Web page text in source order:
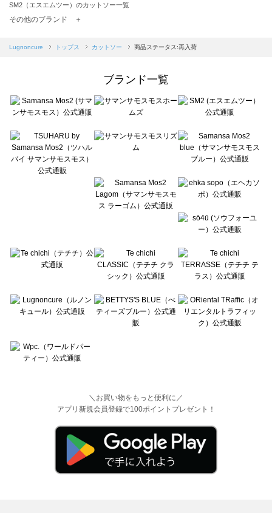
SM2（エスエムツー）のカットソー一覧
TSUHARU by Samansa Mos2（ツハルバイサマンサモスモス）のカットソー一覧
Samansa Mos2 blue（サマンサモスモス ブルー）のカットソー一覧
sō4ū（ソウフォーユー）のカットソー一覧
Te chichi（テチチ）のカットソー一覧
Te chichi CLASSIC（テチチ クラシック）のカットソー一覧
Lugnoncure（ルノンキュール）のカットソー一覧
BETTY'S BLUE（べティーズブルー）のカットソー一覧
Wpc.（ワールドパーティー）のカットソー一覧
その他のブランド ＋
Lugnoncure トップス カットソー 商品ステータス:再入荷
ブランド一覧
＼お買い物をもっと便利に／
アプリ新規会員登録で100ポイントプレゼント！